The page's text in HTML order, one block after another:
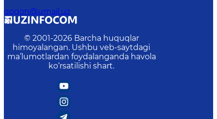
qoqon@umail.uz
© 2001-2026 Barcha huquqlar
himoyalangan. Ushbu veb-saytdagi
ma’lumotlardan foydalanganda havola
ko‘rsatilishi shart.